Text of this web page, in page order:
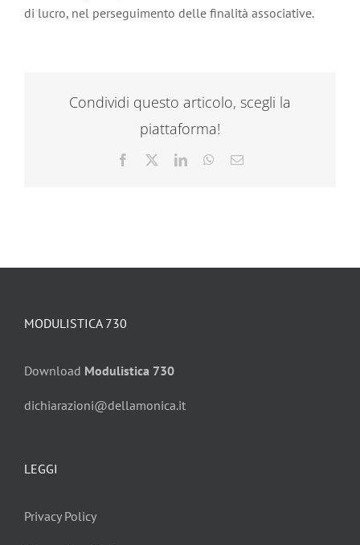
di lucro, nel perseguimento delle finalità associative.
Condividi questo articolo, scegli la
piattaforma!
Facebook LinkedInWhatsApp
Email
MODULISTICA 730
Download Modulistica 730
dichiarazioni@dellamonica.it
LEGGI
Privacy Policy